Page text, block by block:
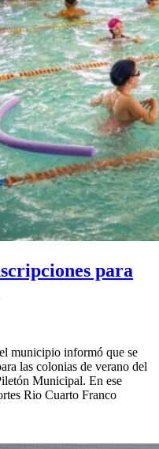
para
municipio informó que se
las colonias de verano del
Municipal. En ese
Rio Cuarto Franco